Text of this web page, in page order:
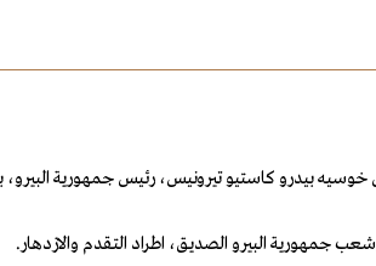
بيدرو كاستيو تيرونيس، رئيس جمهورية
جمهورية البيرو الصديق، اطراد التقدم والازدهار.